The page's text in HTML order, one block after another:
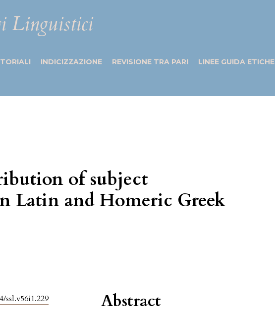
Linguistici
INDICIZZAZIONE REVISIONE TRA PARI LINEE GUIDA ETICHE
of subject
Latin and Homeric Greek
ssl.v56i1.229 Abstract